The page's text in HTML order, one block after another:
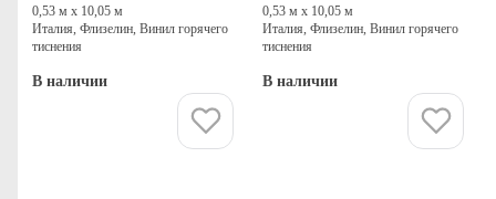
0,53 м х 10,05 м
Италия, Флизелин, Винил горячего
тиснения
В наличии
0,53 м х 10,05 м
Италия, Флизелин, Винил горячего
тиснения
В наличии